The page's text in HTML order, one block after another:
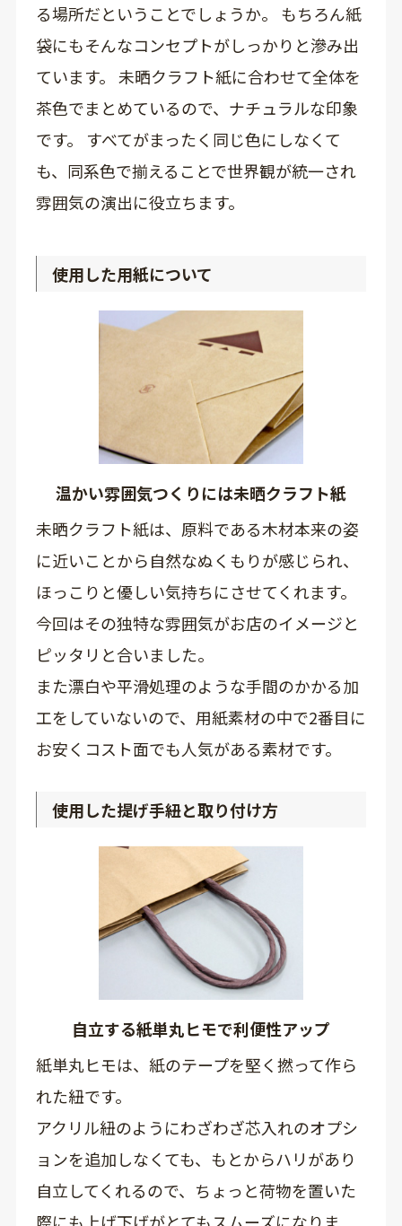
る場所だということでしょうか。 もちろん紙
袋にもそんなコンセプトがしっかりと滲み出
ています。 未晒クラフト紙に合わせて全体を
茶色でまとめているので、ナチュラルな印象
です。 すべてがまったく同じ色にしなくて
も、同系色で揃えることで世界観が統一され
雰囲気の演出に役立ちます。
使用した用紙について
温かい雰囲気つくりには未晒クラフト紙
未晒クラフト紙は、原料である木材本来の姿
に近いことから自然なぬくもりが感じられ、
ほっこりと優しい気持ちにさせてくれます。
今回はその独特な雰囲気がお店のイメージと
ピッタリと合いました。
また漂白や平滑処理のような手間のかかる加
工をしていないので、用紙素材の中で2番目に
お安くコスト面でも人気がある素材です。
使用した提げ手紐と取り付け方
自立する紙単丸ヒモで利便性アップ
紙単丸ヒモは、紙のテープを堅く撚って作ら
れた紐です。
アクリル紐のようにわざわざ芯入れのオプシ
ョンを追加しなくても、もとからハリがあり
自立してくれるので、ちょっと荷物を置いた
際にも上げ下げがとてもスムーズになりま